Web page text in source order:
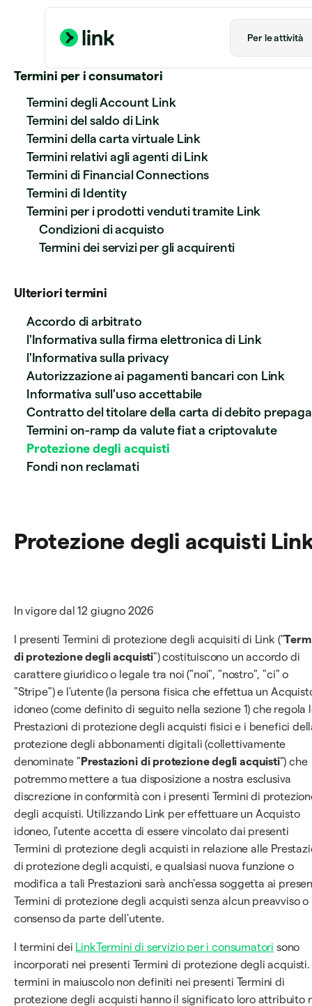
Per le attività
Termini per i consumatori
Termini degli Account Link
Termini del saldo di Link
Termini della carta virtuale Link
Termini relativi agli agenti di Link
Termini di Financial Connections
Termini di Identity
Termini per i prodotti venduti tramite Link
Condizioni di acquisto
Termini dei servizi per gli acquirenti
Ulteriori termini
Accordo di arbitrato
l'Informativa sulla firma elettronica di Link
l'Informativa sulla privacy
Autorizzazione ai pagamenti bancari con Link
Informativa sull'uso accettabile
Contratto del titolare della carta di debito
Termini on-ramp da valute fiat a criptovalute
Protezione degli acquisti
Fondi non reclamati
Protezione degli acquisti
In vigore dal 12 giugno 2026
I presenti Termini di protezione degli acquisiti di Link ("
di protezione degli acquisti") costituiscono un accordo di
carattere giuridico o legale tra noi ("noi", "nostro", "ci" o
"Stripe") e l'utente (la persona fisica che effettua un
idoneo (come definito di seguito nella sezione 1) che regola
Prestazioni di protezione degli acquisti fisici e i benefici
protezione degli abbonamenti digitali (collettivamente
denominate " Prestazioni di protezione degli acquisti") che
potremmo mettere a tua disposizione a nostra esclusiva
discrezione in conformità con i presenti Termini di
degli acquisti. Utilizzando Link per effettuare un Acquisto
idoneo, l'utente accetta di essere vincolato dai presenti
Termini di protezione degli acquisti in relazione alle
di protezione degli acquisti, e qualsiasi nuova funzione o
modifica a tali Prestazioni sarà anch'essa soggetta ai
Termini di protezione degli acquisti senza alcun preavviso o
consenso da parte dell'utente.
I termini dei LinkTermini di servizio per i consumatori sono
incorporati nei presenti Termini di protezione degli acquisti.
termini in maiuscolo non definiti nei presenti Termini di
protezione degli acquisti hanno il significato loro attribuito